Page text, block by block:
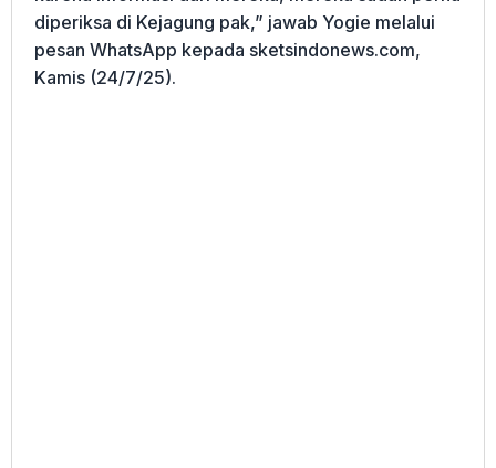
diperiksa di Kejagung pak,” jawab Yogie melalui
pesan WhatsApp kepada sketsindonews.com,
Kamis (24/7/25).